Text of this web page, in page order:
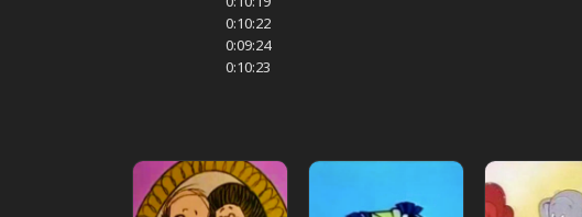
0:10:22
0:09:24
0:10:23